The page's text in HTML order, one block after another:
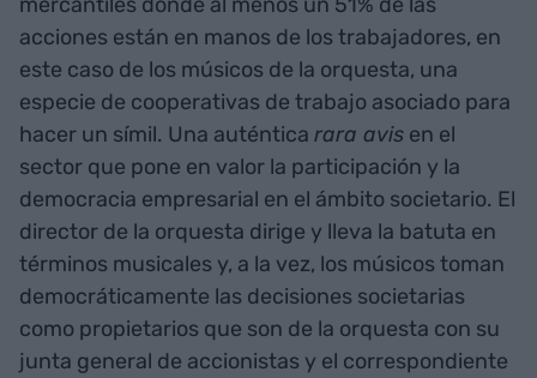
acciones están en manos de los trabajadores, en
este caso de los músicos de la orquesta, una
especie de cooperativas de trabajo asociado para
hacer un símil. Una auténtica rara avis en el
sector que pone en valor la participación y la
democracia empresarial en el ámbito societario. El
director de la orquesta dirige y lleva la batuta en
términos musicales y, a la vez, los músicos toman
democráticamente las decisiones societarias
como propietarios que son de la orquesta con su
junta general de accionistas y el correspondiente